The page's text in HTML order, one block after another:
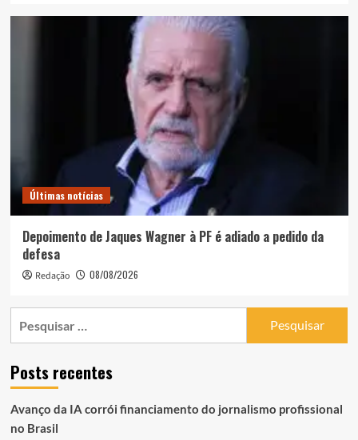
Últimas notícias
Depoimento de Jaques Wagner à PF é adiado a pedido da
defesa
Redação 08/08/2026
Posts recentes
Avanço da IA corrói financiamento do jornalismo profissional
no Brasil